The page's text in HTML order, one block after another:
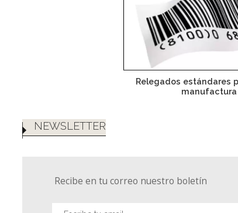
Relegados estándares
manufactura
NEWSLETTER
Recibe en tu correo nuestro boletín